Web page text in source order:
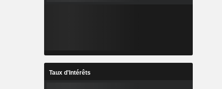
Taux d'Intérêts